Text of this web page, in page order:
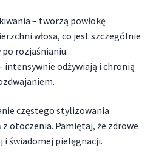
– tworzą powłokę
włosa, co jest szczególnie
po rozjaśnianiu.
intensywnie odżywiają i chronią
częstego stylizowania
z otoczenia. Pamiętaj, że zdrowe
i świadomej pielęgnacji.